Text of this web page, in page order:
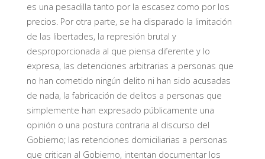
es una pesadilla tanto por la escasez como por los
precios. Por otra parte, se ha disparado la limitación
de las libertades, la represión brutal y
desproporcionada al que piensa diferente y lo
expresa, las detenciones arbitrarias a personas que
no han cometido ningún delito ni han sido acusadas
de nada, la fabricación de delitos a personas que
simplemente han expresado públicamente una
opinión o una postura contraria al discurso del
Gobierno; las retenciones domiciliarias a personas
que critican al Gobierno, intentan documentar los